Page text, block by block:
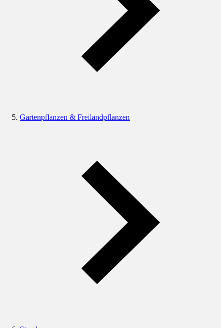
Gartenpflanzen & Freilandpflanzen